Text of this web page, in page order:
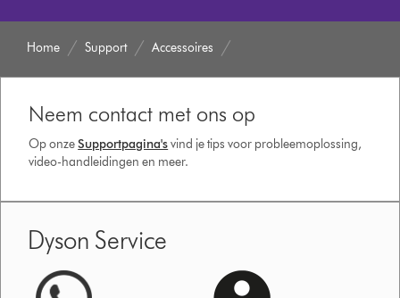
Home Support Accessoires
Neem contact met ons op
Op onzeSupportpagina'svind je tips voor probleemoplossing,
video-handleidingen en meer.
Dyson Service